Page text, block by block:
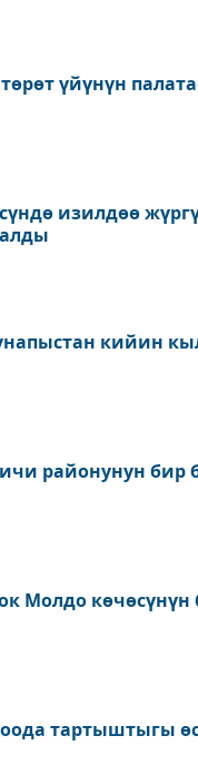
үйүнүн
изилдөө
кийин
районунун бир
Молдо
тартыштыгы